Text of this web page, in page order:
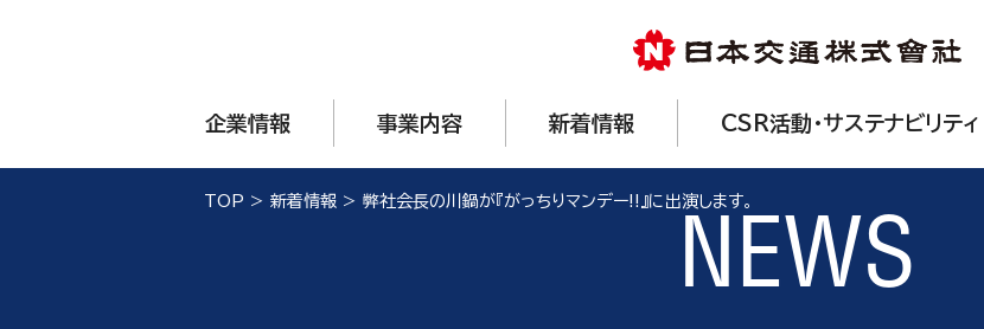
企業情報 事業内容 新着情報 CSR活動・サステナビリティ
TOP > 新着情報 > 弊社会長の川鍋が『がっちりマンデー!!』に出演します。
NEWS